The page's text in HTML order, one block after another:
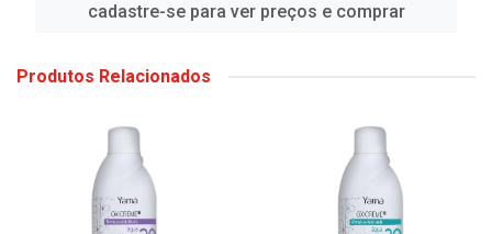
cadastre-se para ver preços e comprar
Produtos Relacionados